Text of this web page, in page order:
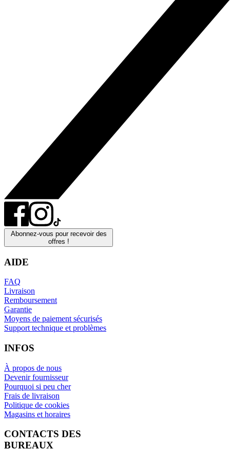
Abonnez-vous pour recevoir des
offres !
AIDE
FAQ
Livraison
Remboursement
Garantie
Moyens de paiement sécurisés
Support technique et problèmes
INFOS
À propos de nous
Devenir fournisseur
Pourquoi si peu cher
Frais de livraison
Politique de cookies
Magasins et horaires
CONTACTS DES
BUREAUX